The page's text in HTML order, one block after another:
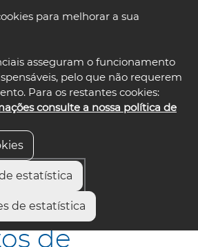
para melhorar a sua
asseguram o funcionamento
pelo que não requerem
Para os restantes cookies:
consulte a nossa política de
estatística
de estatística
select language
Contactos de Municípios
de